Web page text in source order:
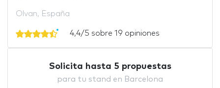
Olvan, España
4,4/5 sobre 19 opiniones
Solicita hasta 5 propuestas
para tu stand en Barcelona